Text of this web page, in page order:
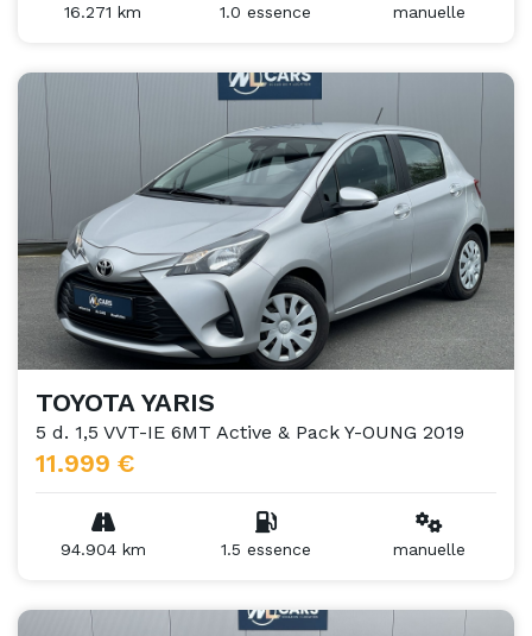
16.271 km 1.0 essence manuelle
TOYOTA YARIS
5 d. 1,5 VVT-IE 6MT Active & Pack Y-OUNG 2019
11.999 €
94.904 km 1.5 essence manuelle